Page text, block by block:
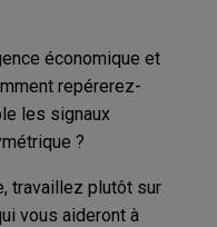
économique et
repérerez-
les signaux
?
travaillez plutôt sur
vous aideront à